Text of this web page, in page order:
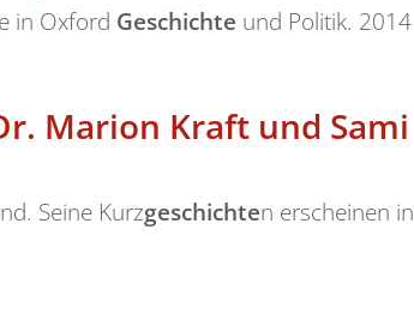
in Oxford Geschichte und Politik. 2014
Marion Kraft und Sami
Seine Kurzgeschichten erscheinen in